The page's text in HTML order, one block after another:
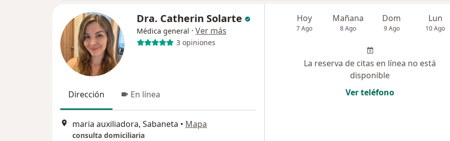
Dra. Catherin Solarte
Médica general · Ver más
3 opiniones
Dirección En línea
maria auxiliadora, Sabaneta • Mapa
consulta domiciliaria
Hoy
7 Ago
Mañana
8 Ago
Dom
9 Ago
Lun
10 Ago
La reserva de citas en línea no está
disponible
Ver teléfono